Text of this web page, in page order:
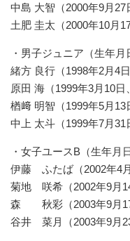
中島 大智（2000年9月27
土肥 圭太（2000年10月
・男子ジュニア（生年
緒方 良行（1998年2月4
原田 海（1999年3月10日
楢﨑 明智（1999年5月13
中上 太斗（1999年7月31
・女子ユースB（生年月
伊藤 ふたば（2002年4
菊地 咲希（2002年9月
森 秋彩（2003年9月17
谷井 菜月（2003年9月